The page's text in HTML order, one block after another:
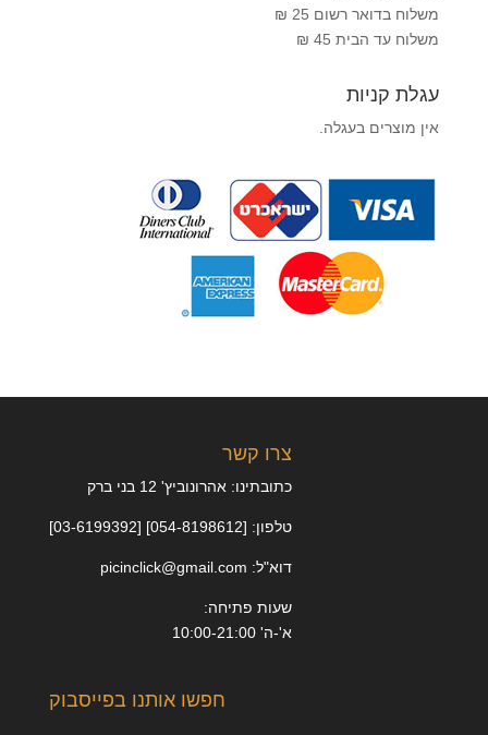
משלוח בדואר רשום 25 ₪
משלוח עד הבית 45 ₪
עגלת קניות
אין מוצרים בעגלה.
צרו קשר
כתובתינו: אהרונוביץ' 12 בני ברק
טלפון: [054-8198612] [03-6199392]
דוא"ל: picinclick@gmail.com
שעות פתיחה:
א'-ה' 10:00-21:00
חפשו אותנו בפייסבוק